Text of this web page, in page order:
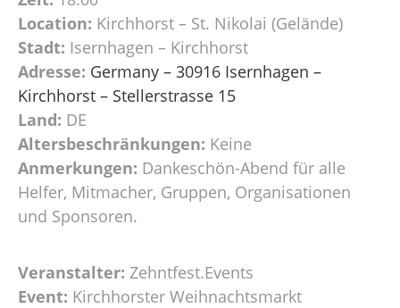
Location: Kirchhorst – St. Nikolai (Gelände)
Stadt: Isernhagen – Kirchhorst
Adresse: Germany – 30916 Isernhagen –
Kirchhorst – Stellerstrasse 15
Land: DE
Altersbeschränkungen: Keine
Anmerkungen: Dankeschön-Abend für alle
Helfer, Mitmacher, Gruppen, Organisationen
und Sponsoren.
Veranstalter: Zehntfest.Events
Event: Kirchhorster Weihnachtsmarkt